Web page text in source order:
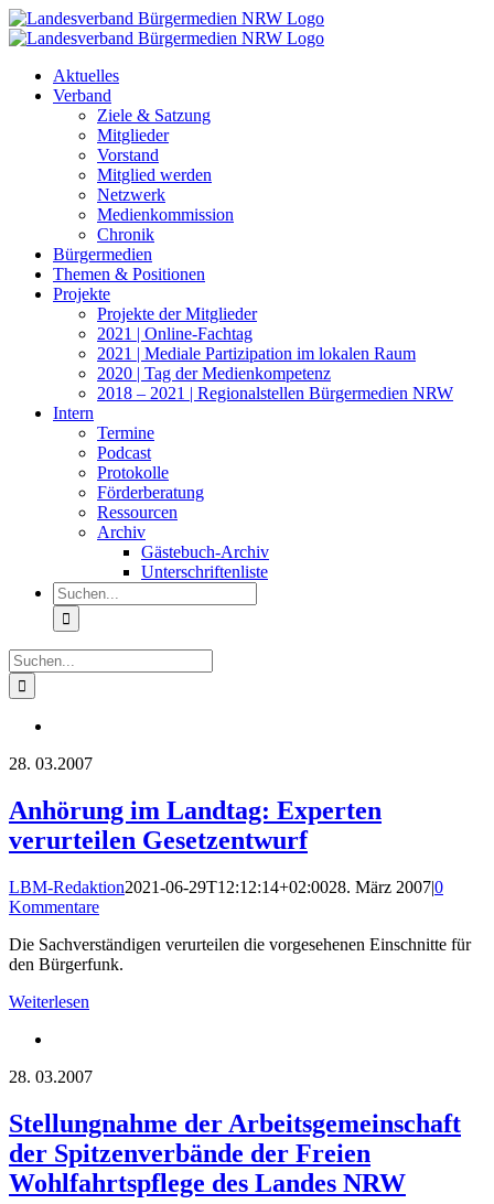
Zum
Inhalt
Aktuelles
Verband
Ziele & Satzung
Mitglieder
Vorstand
Mitglied werden
Netzwerk
Medienkommission
Chronik
Bürgermedien
Themen & Positionen
Projekte
Projekte der Mitglieder
2021 | Online-Fachtag
2021 | Mediale Partizipation im lokalen Raum
2020 | Tag der Medienkompetenz
2018 – 2021 | Regionalstellen Bürgermedien NRW
Intern
Termine
Podcast
Protokolle
Förderberatung
Ressourcen
Archiv
Gästebuch-Archiv
Unterschriftenliste
Suche
nach:
Suche
nach:
28. 03.2007
Anhörung im Landtag: Experten
verurteilen Gesetzentwurf
LBM-Redaktion2021-06-29T12:12:14+02:0028. März 2007|0
Kommentare
Die Sachverständigen verurteilen die vorgesehenen Einschnitte für
den Bürgerfunk.
Weiterlesen
28. 03.2007
Stellungnahme der Arbeitsgemeinschaft
der Spitzenverbände der Freien
Wohlfahrtspflege des Landes NRW